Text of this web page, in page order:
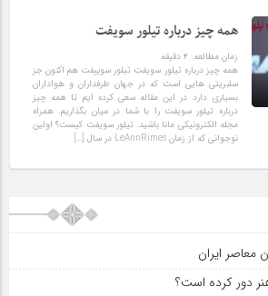
همه چیز درباره تیلور سویفت
زمان مطالعه:۴ دقیقه
همه چیز درباره تیلور سویفت تیلور سوییفت هم اکنون جز
سلبریتی هایی است که در جهان طرفداران و هواداران
بسیاری دارد در این مقاله سعی کرده ایم تا همه چیز
درباره تیلور سویفت را با شما در میان بگذاریم. همراه
مجله الکترونیکی مانا باشید. تیلور سویفت کیست؟ اولین
نوجوانی که از زمان LeAnnRimes در سال […]
معاصر ایران
دور کرده است؟